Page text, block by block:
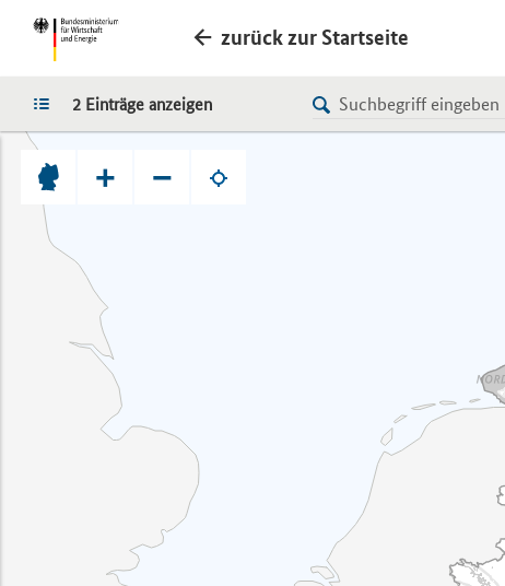
zurück zur Startseite
LISTE
2 Einträge anzeigen
+ −